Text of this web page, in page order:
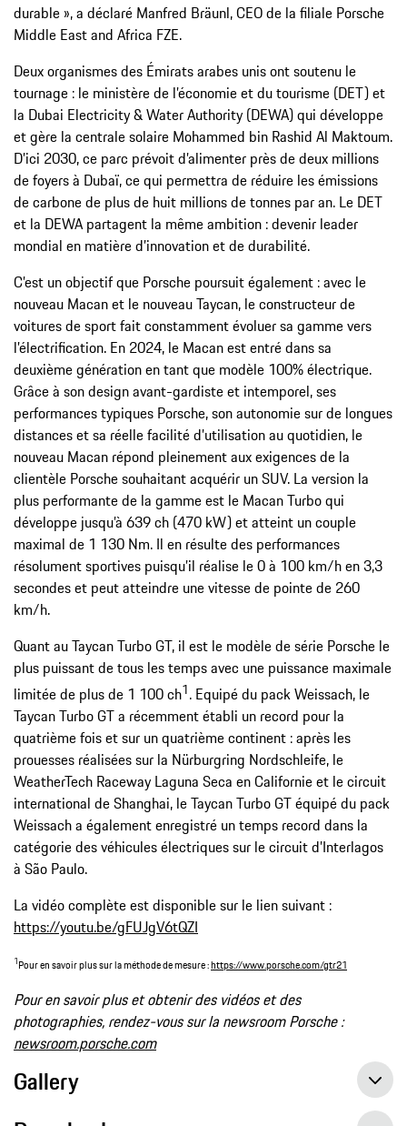
durable », a déclaré Manfred Bräunl, CEO de la filiale Porsche
Middle East and Africa FZE.
Deux organismes des Émirats arabes unis ont soutenu le
tournage : le ministère de l’économie et du tourisme (DET) et
la Dubai Electricity & Water Authority (DEWA) qui développe
et gère la centrale solaire Mohammed bin Rashid Al Maktoum.
D’ici 2030, ce parc prévoit d’alimenter près de deux millions
de foyers à Dubaï, ce qui permettra de réduire les émissions
de carbone de plus de huit millions de tonnes par an. Le DET
et la DEWA partagent la même ambition : devenir leader
mondial en matière d’innovation et de durabilité.
C’est un objectif que Porsche poursuit également : avec le
nouveau Macan et le nouveau Taycan, le constructeur de
voitures de sport fait constamment évoluer sa gamme vers
l’électrification. En 2024, le Macan est entré dans sa
deuxième génération en tant que modèle 100% électrique.
Grâce à son design avant-gardiste et intemporel, ses
performances typiques Porsche, son autonomie sur de longues
distances et sa réelle facilité d’utilisation au quotidien, le
nouveau Macan répond pleinement aux exigences de la
clientèle Porsche souhaitant acquérir un SUV. La version la
plus performante de la gamme est le Macan Turbo qui
développe jusqu’à 639 ch (470 kW) et atteint un couple
maximal de 1 130 Nm. Il en résulte des performances
résolument sportives puisqu’il réalise le 0 à 100 km/h en 3,3
secondes et peut atteindre une vitesse de pointe de 260
km/h.
Quant au Taycan Turbo GT, il est le modèle de série Porsche le
plus puissant de tous les temps avec une puissance maximale
limitée de plus de 1 100 ch1. Equipé du pack Weissach, le
Taycan Turbo GT a récemment établi un record pour la
quatrième fois et sur un quatrième continent : après les
prouesses réalisées sur la Nürburgring Nordschleife, le
WeatherTech Raceway Laguna Seca en Californie et le circuit
international de Shanghai, le Taycan Turbo GT équipé du pack
Weissach a également enregistré un temps record dans la
catégorie des véhicules électriques sur le circuit d’Interlagos
à São Paulo.
La vidéo complète est disponible sur le lien suivant :
https://youtu.be/gFUJgV6tQZI
1Pour en savoir plus sur la méthode de mesure :https://www.porsche.com/gtr21
Pour en savoir plus et obtenir des vidéos et des
photographies, rendez-vous sur la newsroom Porsche :
newsroom.porsche.com
Gallery